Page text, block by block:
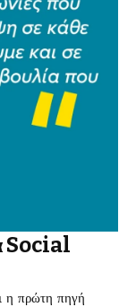
Social
η πρώτη πηγή